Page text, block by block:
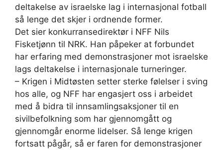
deltakelse av israelske lag i internasjonal fotball
så lenge det skjer i ordnende former.
Det sier konkurransedirektør i NFF Nils
Fisketjønn til NRK. Han påpeker at forbundet
har erfaring med demonstrasjoner mot israelske
lags deltakelse i internasjonale turneringer.
– Krigen i Midtøsten setter sterke følelser i sving
hos alle, og NFF har engasjert oss i arbeidet
med å bidra til innsamlingsaksjoner til en
sivilbefolkning som har gjennomgått og
gjennomgår enorme lidelser. Så lenge krigen
fortsatt pågår, så er faren for demonstrasjoner